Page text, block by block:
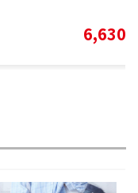
6,630